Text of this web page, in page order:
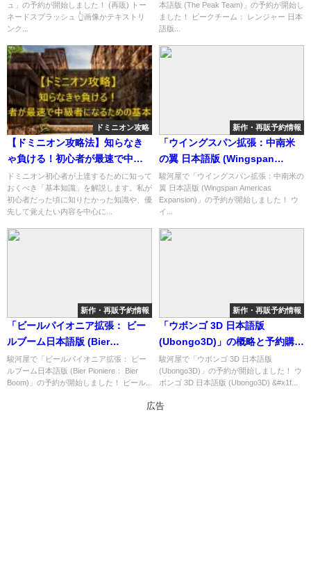
ュ」の予約が開始しました！ (再販) トー
ネードスプラッシュ 👆画像かテキストリ
ンク...
介！
本語版 (The Peak Team)」の予約が開始し
ました！ ピークチーム： レンジャー 日本
語版...
ドミニオン攻略
【ドミニオン攻略法】知らなき
ゃ負ける！初心者が最速で中級
者を目指すための基本知識
ドミニオン初心者が上達するために知って
おくべき「基本知識」を解説します。私が
初心者だった頃に知りたかった知識や、優
先して覚えたい内容を中心に...
新作・再販予約情報
「ウイングスパン拡張：中南米
の翼 日本語版 (Wingspan
Americas Expansion)」の概略
と予約購入可能なショップ紹
介！
駿河屋で「ウイングスパン拡張：中南米の
翼 日本語版 (Wingspan Americas
Expansion)」の予約が開始しました！ ウ
イ...
新作・再販予約情報
「ビールパイオニア拡張： ビー
ルブーム日本語版 (Bier
Pioniere： Bier Boom)」の概略
と予約購入可能なショップ紹
駿河屋で「ビールパイオニア拡張： ビー
ルブーム日本語版 (Bier Pioniere： Bier
Boom)」の予約が開始しました！ ビール...
新作・再販予約情報
「ウボンゴ 3D 日本語版
(Ubongo3D)」の概略と予約購入
可能なショップ紹介！
駿河屋で「ウボンゴ 3D 日本語版
(Ubongo3D)」の予約が開始しました！ ウ
ボンゴ 3D 日本語版 (Ubongo3D) &#x1f...
広告